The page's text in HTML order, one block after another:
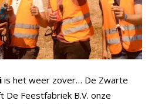
is het weer zover… De Zwarte
De Feestfabriek B.V. onze